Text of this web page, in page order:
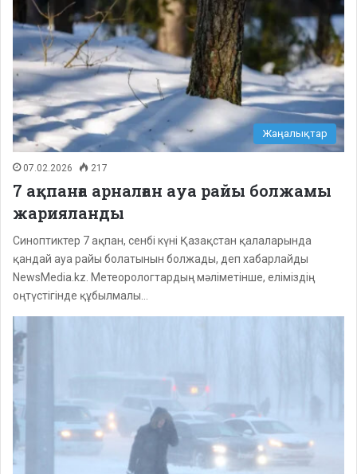
Жаңалықтар
07.02.2026 217
7 ақпанға арналған ауа райы болжамы
жарияланды
Синоптиктер 7 ақпан, сенбі күні Қазақстан қалаларында
қандай ауа райы болатынын болжады, деп хабарлайды
NewsMedia.kz. Метеорологтардың мәліметінше, еліміздің
оңтүстігінде құбылмалы…